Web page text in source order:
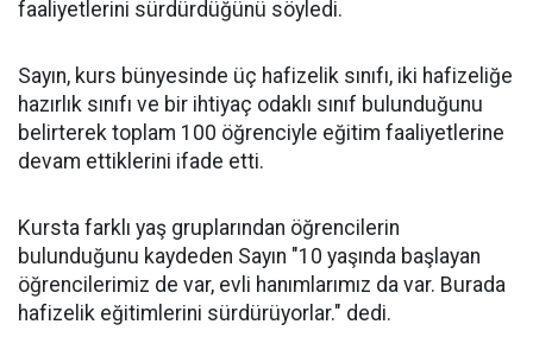
faaliyetlerini sürdürdüğünü söyledi.
Sayın, kurs bünyesinde üç hafizelik sınıfı, iki hafizeliğe
hazırlık sınıfı ve bir ihtiyaç odaklı sınıf bulunduğunu
belirterek toplam 100 öğrenciyle eğitim faaliyetlerine
devam ettiklerini ifade etti.
Kursta farklı yaş gruplarından öğrencilerin
bulunduğunu kaydeden Sayın "10 yaşında başlayan
öğrencilerimiz de var, evli hanımlarımız da var. Burada
hafizelik eğitimlerini sürdürüyorlar." dedi.